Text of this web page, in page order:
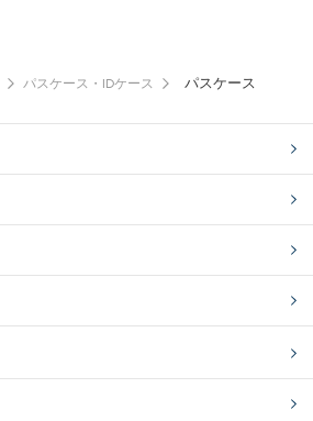
パスケース・IDケース パスケース